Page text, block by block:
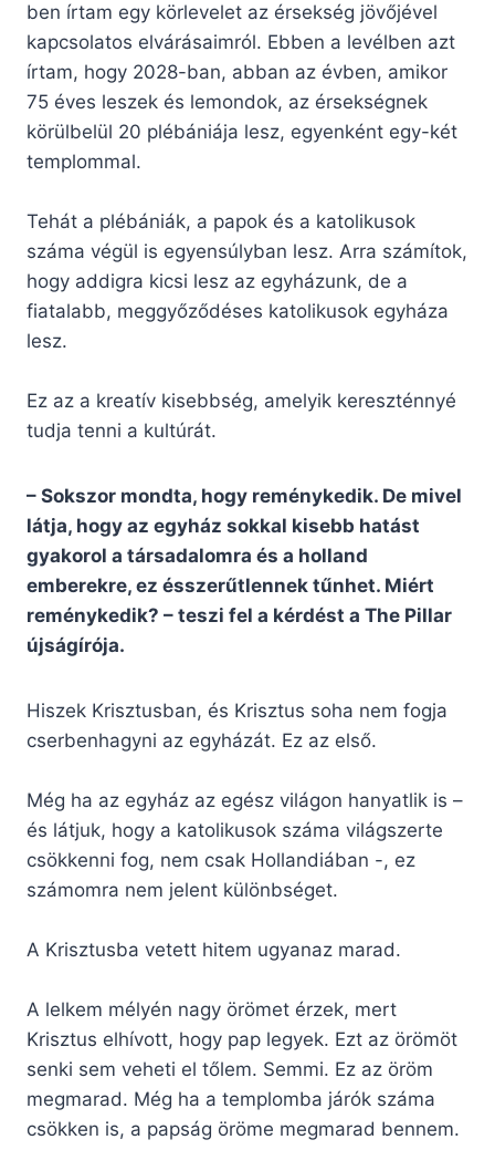
ben írtam egy körlevelet az érsekség jövőjével
kapcsolatos elvárásaimról. Ebben a levélben azt
írtam, hogy 2028-ban, abban az évben, amikor
75 éves leszek és lemondok, az érsekségnek
körülbelül 20 plébániája lesz, egyenként egy-két
templommal.
Tehát a plébániák, a papok és a katolikusok
száma végül is egyensúlyban lesz. Arra számítok,
hogy addigra kicsi lesz az egyházunk, de a
fiatalabb, meggyőződéses katolikusok egyháza
lesz.
Ez az a kreatív kisebbség, amelyik kereszténnyé
tudja tenni a kultúrát.
– Sokszor mondta, hogy reménykedik. De mivel
látja, hogy az egyház sokkal kisebb hatást
gyakorol a társadalomra és a holland
emberekre, ez ésszerűtlennek tűnhet. Miért
reménykedik? – teszi fel a kérdést a The Pillar
újságírója.
Hiszek Krisztusban, és Krisztus soha nem fogja
cserbenhagyni az egyházát. Ez az első.
Még ha az egyház az egész világon hanyatlik is –
és látjuk, hogy a katolikusok száma világszerte
csökkenni fog, nem csak Hollandiában -, ez
számomra nem jelent különbséget.
A Krisztusba vetett hitem ugyanaz marad.
A lelkem mélyén nagy örömet érzek, mert
Krisztus elhívott, hogy pap legyek. Ezt az örömöt
senki sem veheti el tőlem. Semmi. Ez az öröm
megmarad. Még ha a templomba járók száma
csökken is, a papság öröme megmarad bennem.